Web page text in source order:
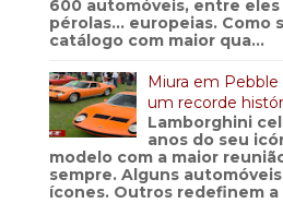
600 automóveis, entre eles
pérolas… europeias. Como
catálogo com maior qua...
Miura em Pebble
um recorde
Lamborghini
anos do seu
modelo com a maior
sempre. Alguns
ícones. Outros redefinem a